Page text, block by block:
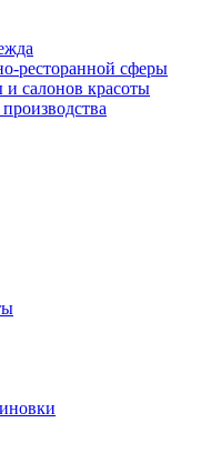
ресторанной сферы
салонов красоты